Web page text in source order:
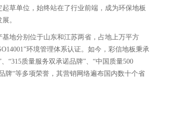
草单位，始终站在了行业前端，成为环保地板
。
地分别位于山东和江苏两省，占地上万平方
环境管理体系认证。如今，彩信地板秉承
“315质量服务双承诺品牌”、“中国质量500
牌“等多项荣誉，其营销网络遍布国内数十个省